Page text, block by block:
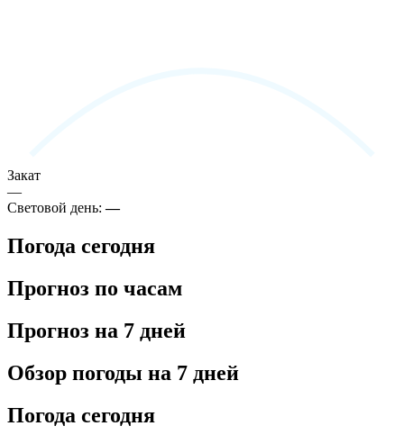
Закат
—
Световой день:—
Погода сегодня
Прогноз по часам
Прогноз на 7 дней
Обзор погоды на 7 дней
Погода сегодня